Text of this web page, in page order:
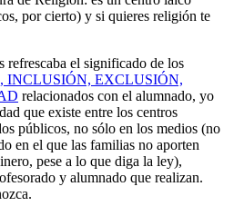
por cierto) y si quieres religión te
el significado de los
INCLUSIÓN, EXCLUSIÓN,
relacionados con el alumnado, yo
que existe entre los centros
públicos, no sólo en los medios (no
en el que las familias no aporten
pese a lo que diga la ley),
y alumnado que realizan.